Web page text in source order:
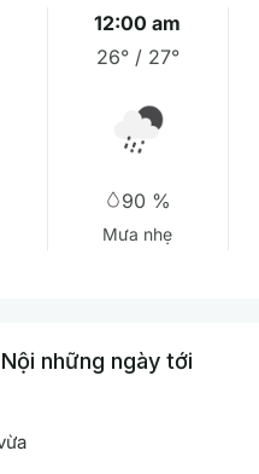
12:00 am
26° / 27°
90 %
Mưa nhẹ
những ngày tới